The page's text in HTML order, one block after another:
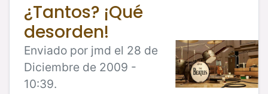
¿Tantos? ¡Qué
desorden!
Enviado por jmd el 28 de
Diciembre de 2009 -
10:39.